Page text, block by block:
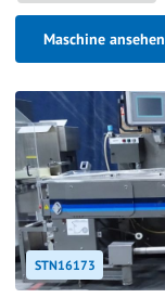
Maschine ansehen
STN16173